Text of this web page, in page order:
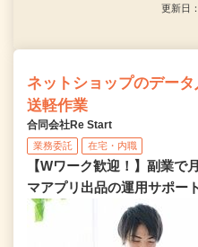
更新日
ネットショップのデー
送軽作業
合同会社Re Start
業務委託 在宅・内職
【Wワーク歓迎！】副業で
マアプリ出品の運用サポー